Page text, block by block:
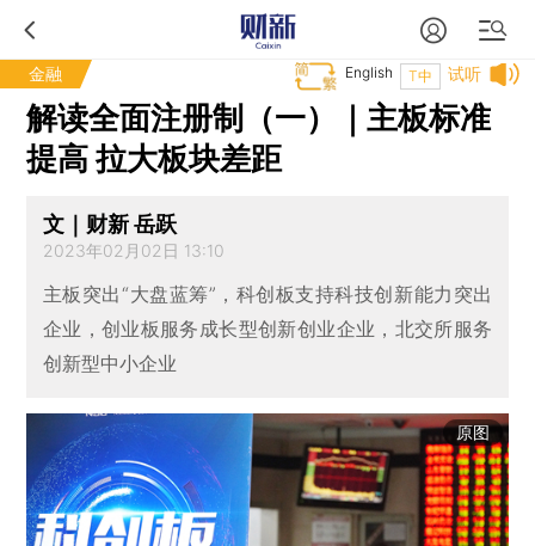
金融 试听
T中
English
解读全面注册制（一）｜主板标准
提高 拉大板块差距
文｜财新 岳跃
2023年02月02日 13:10
主板突出“大盘蓝筹”，科创板支持科技创新能力突出
企业，创业板服务成长型创新创业企业，北交所服务
创新型中小企业
原图